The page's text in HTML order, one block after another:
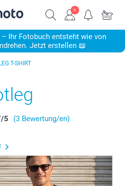
– Ihr Fotobuch entsteht wie von
Jetzt erstellen 📖
T-SHIRT
/5 (3 Bewertung/en)